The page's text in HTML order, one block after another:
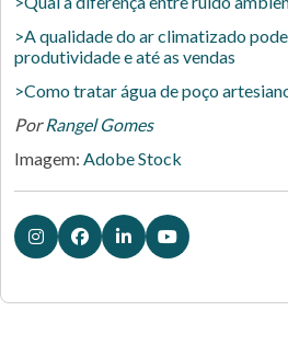
>A qualidade do ar climatizado
produtividade e até as vendas
>Como tratar água de poço
PorRangel Gomes
Imagem: Adobe Stock